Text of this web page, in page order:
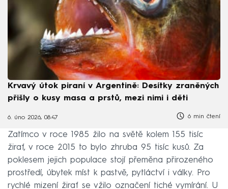
Krvavý útok piraní v Argentině: Desítky zraněných
přišly o kusy masa a prstů, mezi nimi i děti
6. úno 2026, 08:47 6 min čtení
Zatímco v roce 1985 žilo na světě kolem 155 tisíc
žiraf, v roce 2015 to bylo zhruba 95 tisíc kusů. Za
poklesem jejich populace stojí přeměna přirozeného
prostředí, úbytek míst k pastvě, pytláctví i války. Pro
rychlé mizení žiraf se vžilo označení tiché vymírání. U